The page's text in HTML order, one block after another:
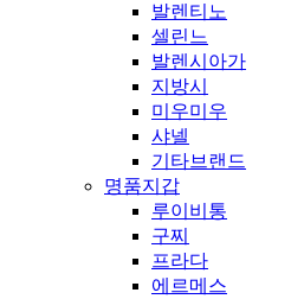
발렌티노
셀린느
발렌시아가
지방시
미우미우
샤넬
기타브랜드
명품지갑
루이비통
구찌
프라다
에르메스